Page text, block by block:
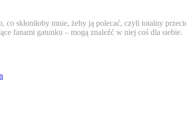
skłoniłoby mnie, żeby ją polecać, czyli totalny
fanami gatunku – mogą znaleźć w niej coś dla siebie.